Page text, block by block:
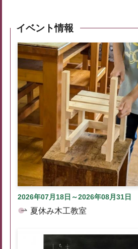
イベント情報
2026年07月18日～2026年08月31日
夏休み木工教室